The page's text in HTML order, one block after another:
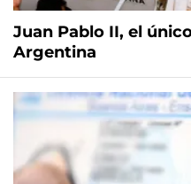
Juan Pablo II, el
Argentina